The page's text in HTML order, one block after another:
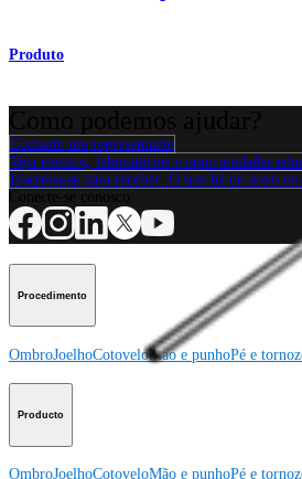
Produto
Contacte um representante
Veja eventos, laboratórios e oportunidades
Inscreva-se para receber: O que há de novo
Procedimento
OmbroJoelhoCotoveloMão e punhoPé e
Producto
OmbroJoelhoCotoveloMão e punhoPé e